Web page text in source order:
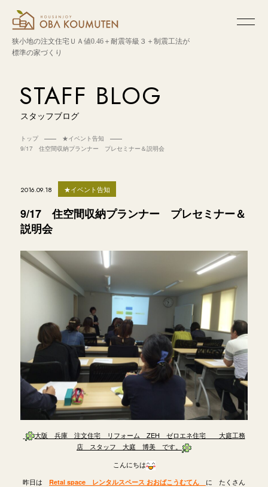
狭小地の注文住宅ＵＡ値0.46＋耐震等級３＋制震工法が
標準の家づくり
STAFF BLOG
スタッフブログ
トップ
★イベント告知
9/17 住空間収納プランナー プレセミナー＆説明会
2016.09.18 ★イベント告知
9/17 住空間収納プランナー プレセミナー＆
説明会
大阪 兵庫 注文住宅 リフォーム ZEH ゼロエネ住宅 大庭工務
店 スタッフ 大庭 博美 です。
こんにちは
昨日は Retal space レンタルスペース おおばこうむてん に たくさん